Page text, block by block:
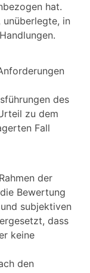
hat.
in
des
zu dem
Fall
der
Bewertung
subjektiven
dass
keine
den